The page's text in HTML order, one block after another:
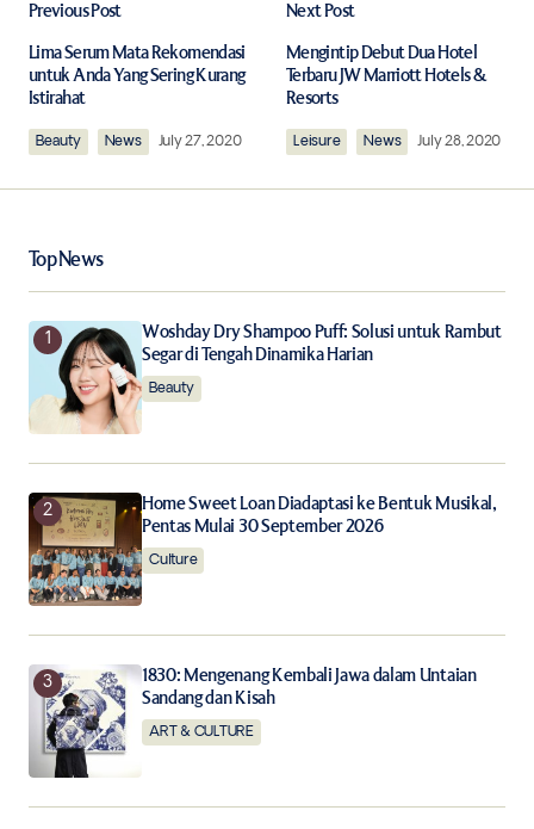
Required fields are marked*
Your Name
Your E-mail *
Save my name, email, and website in this browser for
the next time I comment.
Notify me of follow-up comments by email.
Notify me of new posts by email.
Submit Comment
Previous Post
Lima Serum Mata Rekomendasi
untuk Anda Yang Sering Kurang
Istirahat
Beauty News July 27, 2020
Next Post
Mengintip Debut Dua Hotel
Terbaru JW Marriott Hotels &
Resorts
Leisure News July 28, 2020
Top News
Woshday Dry Shampoo Puff: Solusi untuk Rambut
Segar di Tengah Dinamika Harian
Beauty
Home Sweet Loan Diadaptasi ke Bentuk Musikal,
Pentas Mulai 30 September 2026
Culture
1830: Mengenang Kembali Jawa dalam Untaian
Sandang dan Kisah
ART & CULTURE